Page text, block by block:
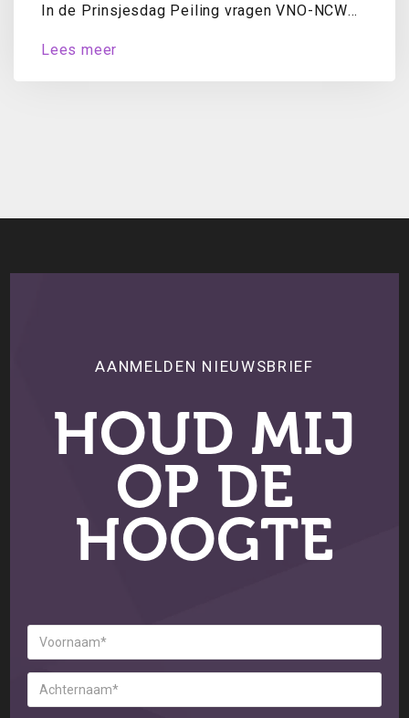
In de Prinsjesdag Peiling vragen VNO-NCW
Lees meer
AANMELDEN NIEUWSBRIEF
HOUD MIJ
OP DE
HOOGTE